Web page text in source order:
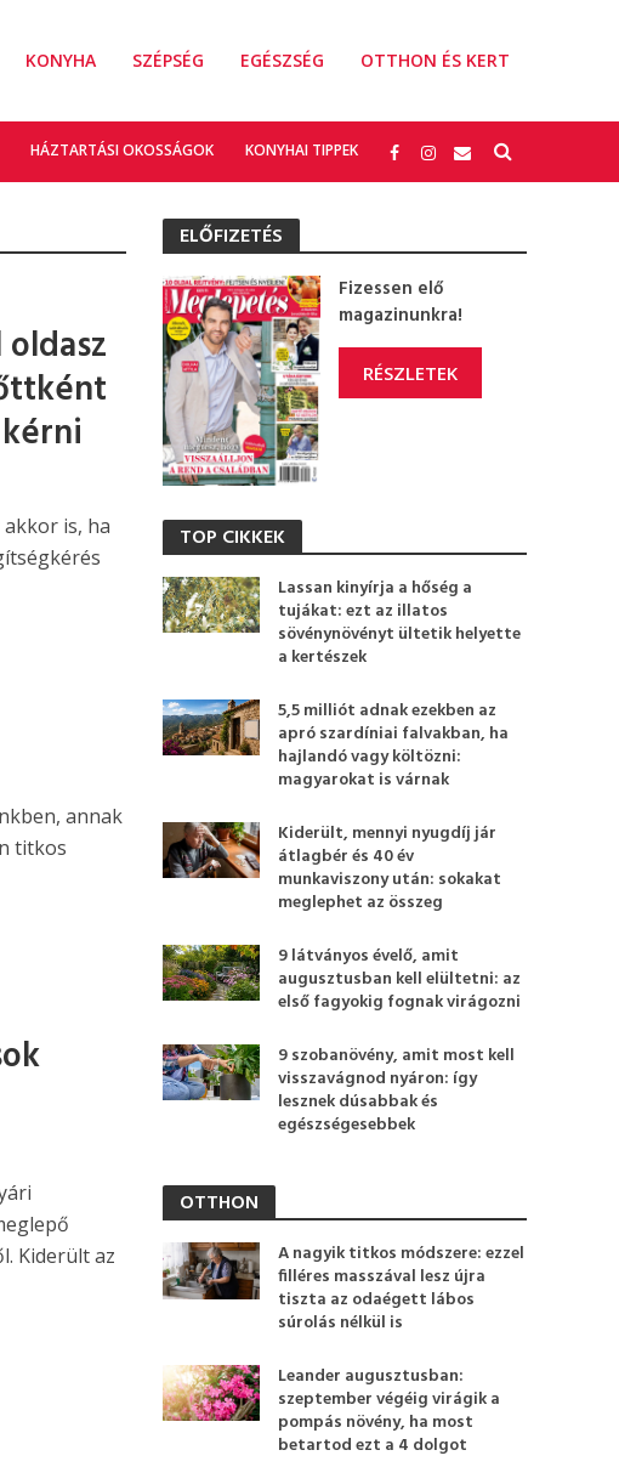
KONYHA SZÉPSÉG EGÉSZSÉG OTTHON ÉS KERT
HÁZTARTÁSI OKOSSÁGOK KONYHAI TIPPEK
is, ha
annak
titkos
Kiderült az
ELŐFIZETÉS
Fizessen elő
magazinunkra!
RÉSZLETEK
TOP CIKKEK
Lassan kinyírja a hőség a
tujákat: ezt az illatos
sövénynövényt ültetik helyette
a kertészek
5,5 milliót adnak ezekben az
apró szardíniai falvakban, ha
hajlandó vagy költözni:
magyarokat is várnak
Kiderült, mennyi nyugdíj jár
átlagbér és 40 év
munkaviszony után: sokakat
meglephet az összeg
9 látványos évelő, amit
augusztusban kell elültetni: az
első fagyokig fognak virágozni
9 szobanövény, amit most kell
visszavágnod nyáron: így
lesznek dúsabbak és
egészségesebbek
OTTHON
A nagyik titkos módszere: ezzel
filléres masszával lesz újra
tiszta az odaégett lábos
súrolás nélkül is
Leander augusztusban:
szeptember végéig virágik a
pompás növény, ha most
betartod ezt a 4 dolgot